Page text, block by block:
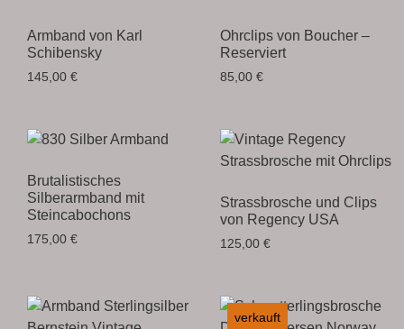
Armband von Karl
Schibensky
145,00 €
Ohrclips von Boucher –
Reserviert
85,00 €
Brutalistisches
Silberarmband mit
Steincabochons
175,00 €
Strassbrosche und Clips
von Regency USA
125,00 €
verkauft